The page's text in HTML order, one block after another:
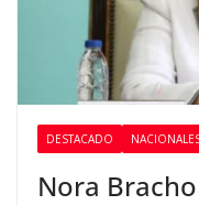
DESTACADO
Nora